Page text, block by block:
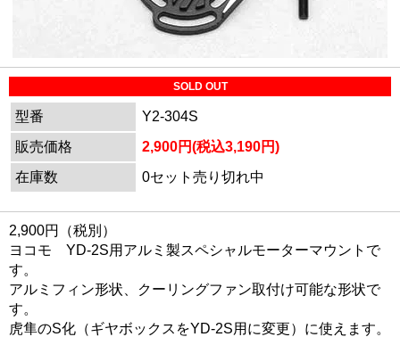
SOLD OUT
型番
Y2-304S
販売価格
2,900円(税込3,190円)
在庫数
0セット売り切れ中
2,900円（税別）
ヨコモ YD-2S用アルミ製スペシャルモーターマウントで
す。
アルミフィン形状、クーリングファン取付け可能な形状で
す。
虎隼のS化（ギヤボックスをYD-2S用に変更）に使えます。